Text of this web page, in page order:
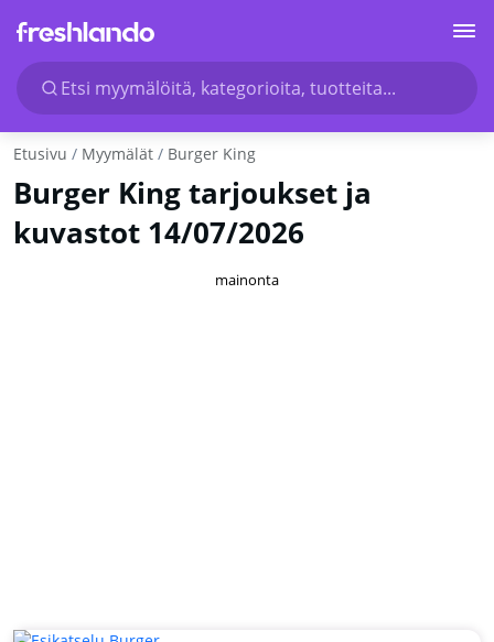
Etsi myymälöitä, kategorioita, tuotteita...
Etusivu Myymälät Burger King
Burger King tarjoukset ja
kuvastot 14/07/2026
mainonta